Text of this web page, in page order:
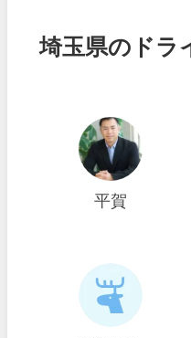
埼玉県のドラ
平賀